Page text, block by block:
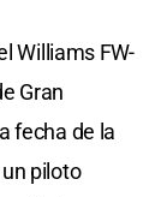
Williams FW-
Gran
fecha de la
piloto